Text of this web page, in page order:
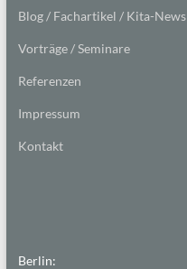
Blog / Fachartikel / Kita-News
Vorträge / Seminare
Referenzen
Impressum
Kontakt
Berlin: